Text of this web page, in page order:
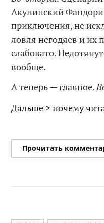
Акунинский
приключения, не
ловля негодяев и их
слабовато.
вообще.
А теперь — главное.
Дальше > почему
Прочитать